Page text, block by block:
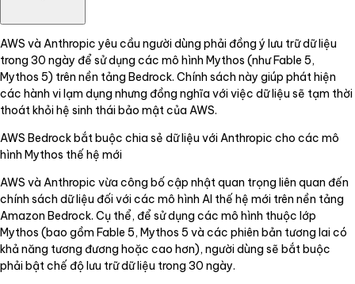
AWS và Anthropic yêu cầu người dùng phải đồng ý lưu trữ dữ liệu
trong 30 ngày để sử dụng các mô hình Mythos (như Fable 5,
Mythos 5) trên nền tảng Bedrock. Chính sách này giúp phát hiện
các hành vi lạm dụng nhưng đồng nghĩa với việc dữ liệu sẽ tạm thời
thoát khỏi hệ sinh thái bảo mật của AWS.
AWS Bedrock bắt buộc chia sẻ dữ liệu với Anthropic cho các mô
hình Mythos thế hệ mới
AWS và Anthropic vừa công bố cập nhật quan trọng liên quan đến
chính sách dữ liệu đối với các mô hình AI thế hệ mới trên nền tảng
Amazon Bedrock. Cụ thể, để sử dụng các mô hình thuộc lớp
Mythos (bao gồm Fable 5, Mythos 5 và các phiên bản tương lai có
khả năng tương đương hoặc cao hơn), người dùng sẽ bắt buộc
phải bật chế độ lưu trữ dữ liệu trong 30 ngày.